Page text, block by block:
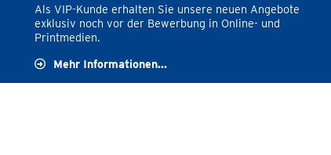
Als VIP-Kunde erhalten Sie unsere neuen Angebote
exklusiv noch vor der Bewerbung in Online- und
Printmedien.
Mehr Informationen...